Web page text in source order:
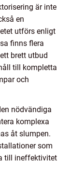
är inte
en
utförs enligt
finns flera
brett utbud
till kompletta
och
nödvändiga
komplexa
åt slumpen.
som
till ineffektivitet